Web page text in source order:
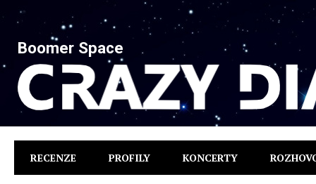
Boomer Space
RECENZE PROFILY KONCERTY